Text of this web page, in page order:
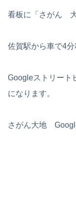
看板に「さがん 大
佐賀駅から車で4分
Googleストリート
になります。
さがん大地